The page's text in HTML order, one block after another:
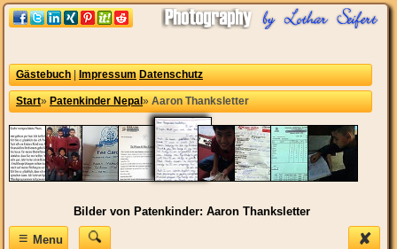
Gästebuch Impressum Datenschutz
Start» Patenkinder Nepal » Aaron Thanksletter
Bilder von Patenkinder: Aaron Thanksletter
✘
≡Menu